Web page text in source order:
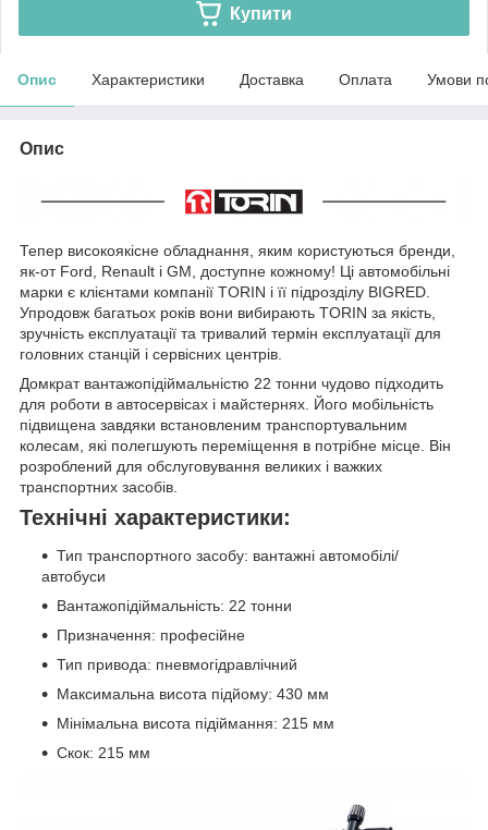
Купити
Опис Характеристики Доставка Оплата Умови
Опис
Тепер високоякісне обладнання, яким користуються бренди,
як-от Ford, Renault і GM, доступне кожному! Ці автомобільні
марки є клієнтами компанії TORIN і її підрозділу BIGRED.
Упродовж багатьох років вони вибирають TORIN за якість,
зручність експлуатації та тривалий термін експлуатації для
головних станцій і сервісних центрів.
Домкрат вантажопідіймальністю 22 тонни чудово підходить
для роботи в автосервісах і майстернях. Його мобільність
підвищена завдяки встановленим транспортувальним
колесам, які полегшують переміщення в потрібне місце. Він
розроблений для обслуговування великих і важких
транспортних засобів.
Технічні характеристики:
Тип транспортного засобу: вантажні автомобілі/
автобуси
Вантажопідіймальність: 22 тонни
Призначення: професійне
Тип привода: пневмогідравлічний
Максимальна висота підйому: 430 мм
Мінімальна висота підіймання: 215 мм
Скок: 215 мм